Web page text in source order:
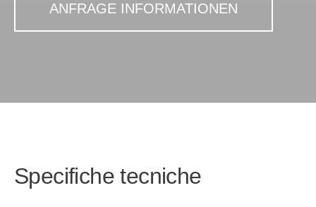
ANFRAGE INFORMATIONEN
Specifiche tecniche